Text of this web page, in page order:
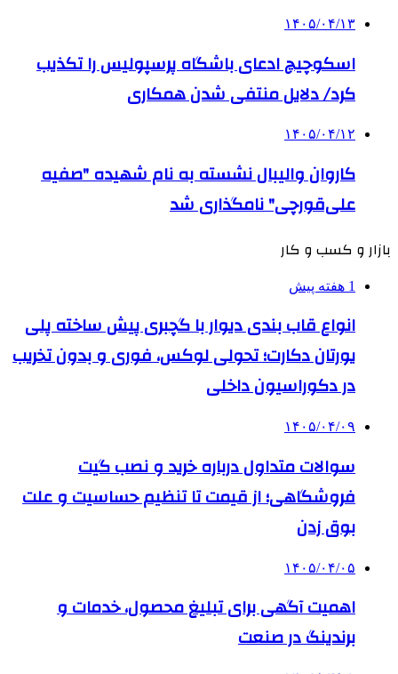
۱۴۰۵/۰۴/۱۳
اسکوچیچ ادعای باشگاه پرسپولیس را تکذیب
کرد/ دلایل منتفی شدن همکاری
۱۴۰۵/۰۴/۱۲
کاروان والیبال نشسته به نام شهیده "صفیه
علی‌قورچی" نامگذاری شد
بازار و کسب و کار
1 هفته پیش
انواع قاب بندی دیوار با گچبری پیش ساخته پلی
یورتان دکارت؛ تحولی لوکس، فوری و بدون تخریب
در دکوراسیون داخلی
۱۴۰۵/۰۴/۰۹
سوالات متداول درباره خرید و نصب گیت
فروشگاهی؛ از قیمت تا تنظیم حساسیت و علت
بوق زدن
۱۴۰۵/۰۴/۰۵
اهمیت آگهی برای تبلیغ محصول، خدمات و
برندینگ در صنعت